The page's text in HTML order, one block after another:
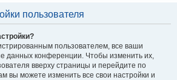
пользователя
пользователем, все ваши
данных конференции. Чтобы изменить их,
вверху страницы и перейдите по
вы можете изменить все свои настройки и